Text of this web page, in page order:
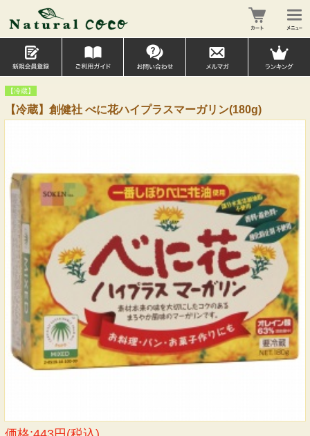
【冷蔵】
【冷蔵】創健社 べに花ハイプラスマーガリン(180g)